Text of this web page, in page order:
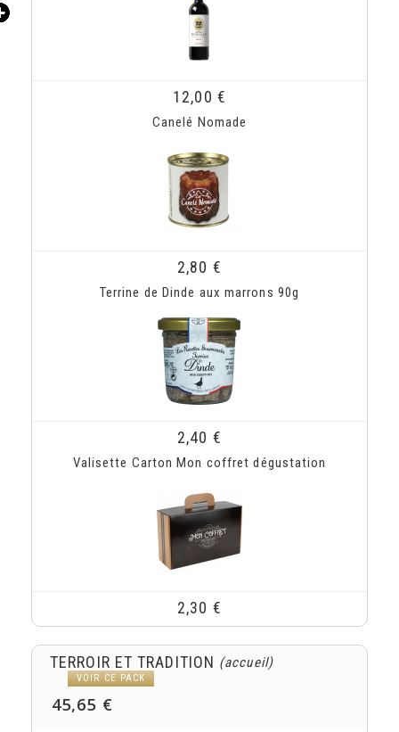
12,00 €
Canelé Nomade
2,80 €
Terrine de Dinde aux marrons 90g
2,40 €
Valisette Carton Mon coffret dégustation
2,30 €
TERROIR ET TRADITION (accueil)
VOIR CE PACK
45,65 €